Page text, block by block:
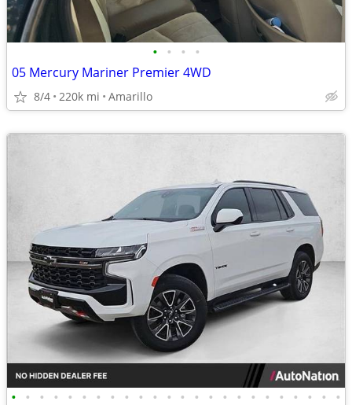
• • • •
05 Mercury Mariner Premier 4WD
8/4 220k mi Amarillo
• • • • • • • • • • • • • • • • • • • • • • • •